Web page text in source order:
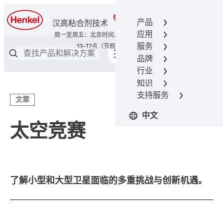
产品
应用
服务
品牌
行业
知识
支持服务
中文
汉高粘合剂技术 400-666-7306
文章
太空竞赛
了解小型和大型卫星面临的多重挑战与创新机遇。